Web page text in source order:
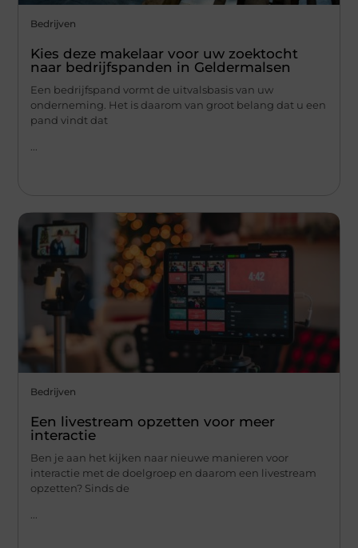
Bedrijven
Kies deze makelaar voor uw zoektocht
naar bedrijfspanden in Geldermalsen
Een bedrijfspand vormt de uitvalsbasis van uw
onderneming. Het is daarom van groot belang dat u een
pand vindt dat
Bedrijven
Een livestream opzetten voor meer
interactie
Ben je aan het kijken naar nieuwe manieren voor
interactie met de doelgroep en daarom een livestream
opzetten? Sinds de
...